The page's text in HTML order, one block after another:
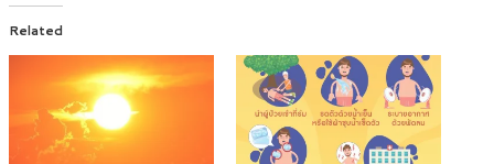
Related